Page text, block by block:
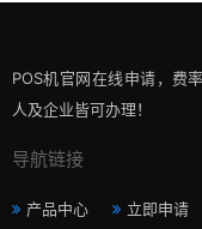
POS机官网在线申请，费
人及企业皆可办理！
导航链接
产品中心 立即申请